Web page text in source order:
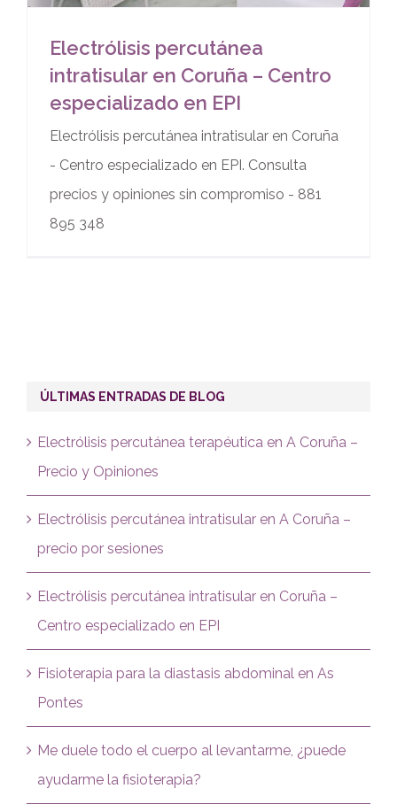
Electrólisis percutánea
intratisular en Coruña – Centro
especializado en EPI
Electrólisis percutánea intratisular en Coruña
- Centro especializado en EPI. Consulta
precios y opiniones sin compromiso - 881
895 348
ÚLTIMAS ENTRADAS DE BLOG
Electrólisis percutánea terapéutica en A Coruña –
Precio y Opiniones
Electrólisis percutánea intratisular en A Coruña –
precio por sesiones
Electrólisis percutánea intratisular en Coruña –
Centro especializado en EPI
Fisioterapia para la diastasis abdominal en As
Pontes
Me duele todo el cuerpo al levantarme, ¿puede
ayudarme la fisioterapia?